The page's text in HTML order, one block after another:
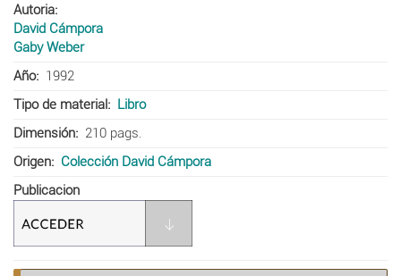
Autoria
David Cámpora
Gaby Weber
Año
1992
Tipo de material
Libro
Dimensión
210 pags.
Origen
Colección David Cámpora
Publicacion